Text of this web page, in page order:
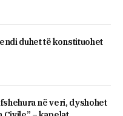
duhet të konstituohet
në veri, dyshohet